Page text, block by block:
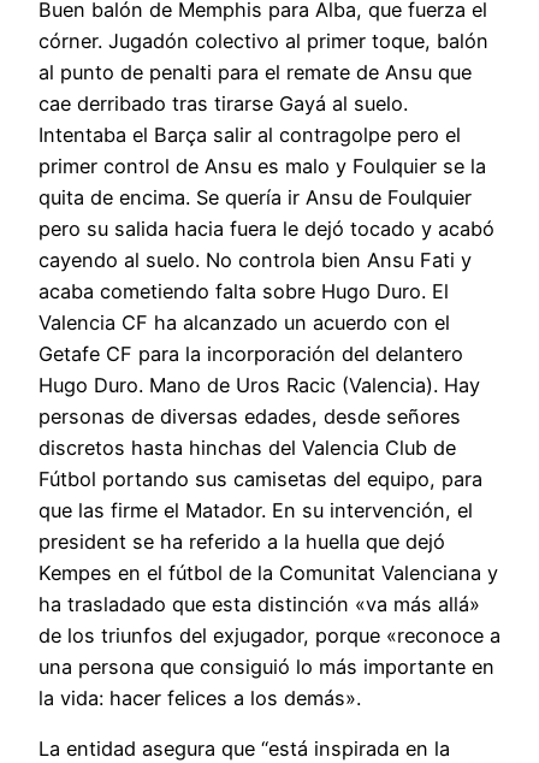
Buen balón de Memphis para Alba, que fuerza el
córner. Jugadón colectivo al primer toque, balón
al punto de penalti para el remate de Ansu que
cae derribado tras tirarse Gayá al suelo.
Intentaba el Barça salir al contragolpe pero el
primer control de Ansu es malo y Foulquier se la
quita de encima. Se quería ir Ansu de Foulquier
pero su salida hacia fuera le dejó tocado y acabó
cayendo al suelo. No controla bien Ansu Fati y
acaba cometiendo falta sobre Hugo Duro. El
Valencia CF ha alcanzado un acuerdo con el
Getafe CF para la incorporación del delantero
Hugo Duro. Mano de Uros Racic (Valencia). Hay
personas de diversas edades, desde señores
discretos hasta hinchas del Valencia Club de
Fútbol portando sus camisetas del equipo, para
que las firme el Matador. En su intervención, el
president se ha referido a la huella que dejó
Kempes en el fútbol de la Comunitat Valenciana y
ha trasladado que esta distinción «va más allá»
de los triunfos del exjugador, porque «reconoce a
una persona que consiguió lo más importante en
la vida: hacer felices a los demás».
La entidad asegura que “está inspirada en la